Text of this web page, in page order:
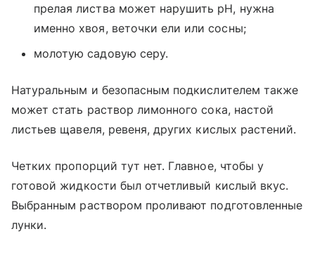
прелая листва может нарушить pH, нужна
именно хвоя, веточки ели или сосны;
молотую садовую серу.
Натуральным и безопасным подкислителем также
может стать раствор лимонного сока, настой
листьев щавеля, ревеня, других кислых растений.
Четких пропорций тут нет. Главное, чтобы у
готовой жидкости был отчетливый кислый вкус.
Выбранным раствором проливают подготовленные
лунки.